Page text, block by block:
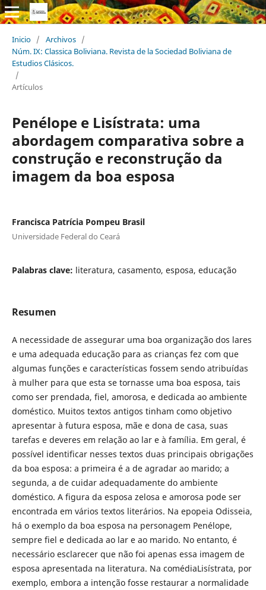
Inicio / Archivos /
Núm. IX: Classica Boliviana. Revista de la Sociedad Boliviana de
Estudios Clásicos.
/
Artículos
Penélope e Lisístrata: uma
abordagem comparativa sobre a
construção e reconstrução da
imagem da boa esposa
Francisca Patrícia Pompeu Brasil
Universidade Federal do Ceará
Palabras clave: literatura, casamento, esposa, educação
Resumen
A necessidade de assegurar uma boa organização dos lares
e uma adequada educação para as crianças fez com que
algumas funções e características fossem sendo atribuídas
à mulher para que esta se tornasse uma boa esposa, tais
como ser prendada, fiel, amorosa, e dedicada ao ambiente
doméstico. Muitos textos antigos tinham como objetivo
apresentar à futura esposa, mãe e dona de casa, suas
tarefas e deveres em relação ao lar e à família. Em geral, é
possível identificar nesses textos duas principais obrigações
da boa esposa: a primeira é a de agradar ao marido; a
segunda, a de cuidar adequadamente do ambiente
doméstico. A figura da esposa zelosa e amorosa pode ser
encontrada em vários textos literários. Na epopeia Odisseia,
há o exemplo da boa esposa na personagem Penélope,
sempre fiel e dedicada ao lar e ao marido. No entanto, é
necessário esclarecer que não foi apenas essa imagem de
esposa apresentada na literatura. Na comédiaLisístrata, por
exemplo, embora a intenção fosse restaurar a normalidade